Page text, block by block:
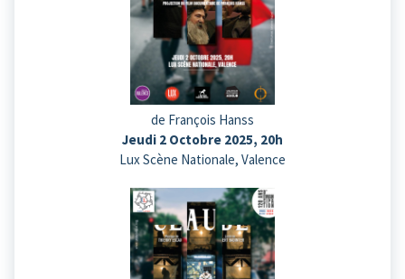
de François Hanss
Jeudi 2 Octobre 2025, 20h
Lux Scène Nationale, Valence